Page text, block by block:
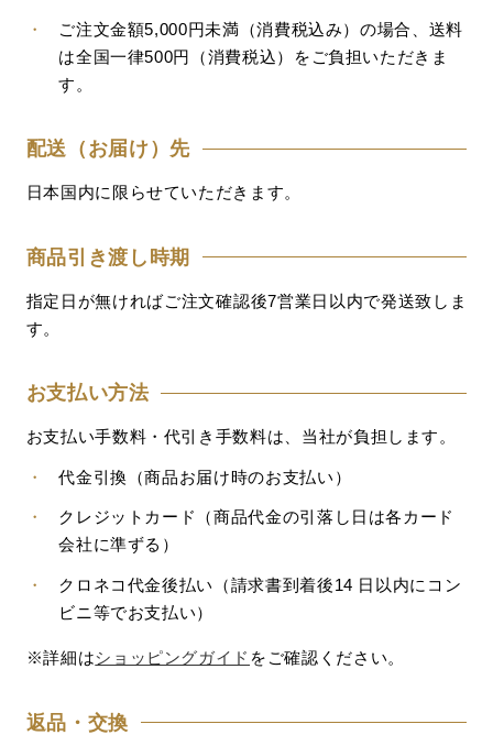
・
ご注文金額5,000円未満（消費税込み）の場合、送料
は全国一律500円（消費税込）をご負担いただきま
す。
配送（お届け）先
日本国内に限らせていただきます。
商品引き渡し時期
指定日が無ければご注文確認後7営業日以内で発送致しま
す。
お支払い方法
お支払い手数料・代引き手数料は、当社が負担します。
・ 代金引換（商品お届け時のお支払い）
・
クレジットカード（商品代金の引落し日は各カード
会社に準ずる）
・
クロネコ代金後払い（請求書到着後14 日以内にコン
ビニ等でお支払い）
※詳細はショッピングガイド をご確認ください。
返品・交換